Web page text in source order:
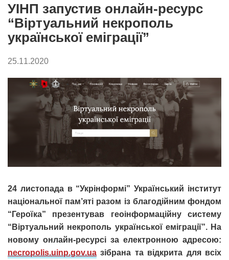
УІНП запустив онлайн-ресурс
“Віртуальний некрополь
української еміграції”
25.11.2020
24 листопада в “Укрінформі” Український інститут
національної пам’яті разом із благодійним фондом
“Героїка” презентував геоінформаційну систему
“Віртуальний некрополь української еміграції”. На
новому онлайн-ресурсі за електронною адресою:
necropolis.uinp.gov.ua зібрана та відкрита для всіх